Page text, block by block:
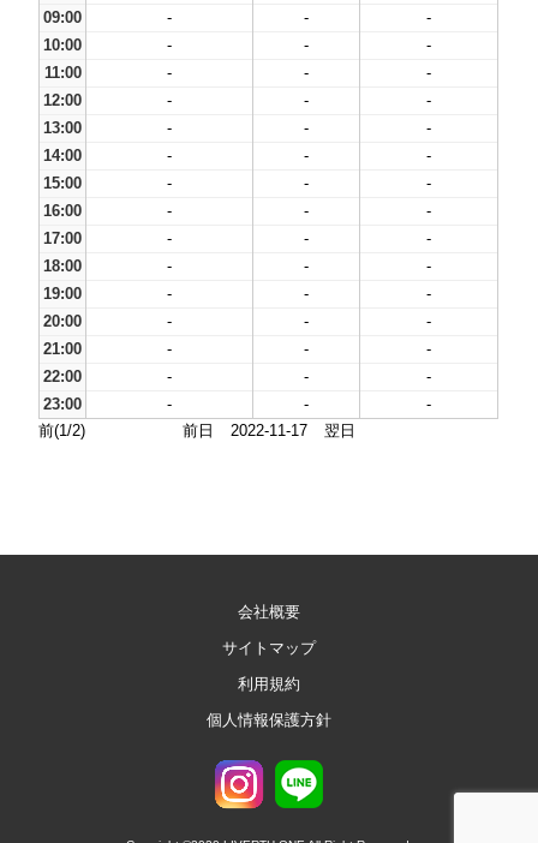
09:00
- -
-
10:00
- -
-
11:00
- -
-
12:00
- -
-
13:00
- -
-
14:00
- -
-
15:00
- -
-
16:00
- -
-
17:00
- -
-
18:00
- -
-
19:00
- -
-
20:00
- -
-
21:00
- -
-
22:00
- -
-
23:00
- -
-
前(1/2)
前日 2022-11-17 翌日
会社概要
サイトマップ
利用規約
個人情報保護方針